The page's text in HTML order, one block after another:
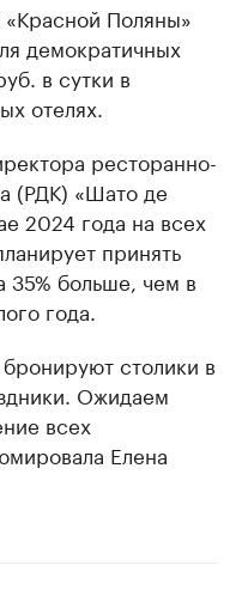
«Красной Поляны»
демократичных
в сутки в
отелях.
ресторанно-
(РДК) «Шато де
2024 года на всех
принять
35% больше, чем в
года.
столики в
Ожидаем
всех
Елена